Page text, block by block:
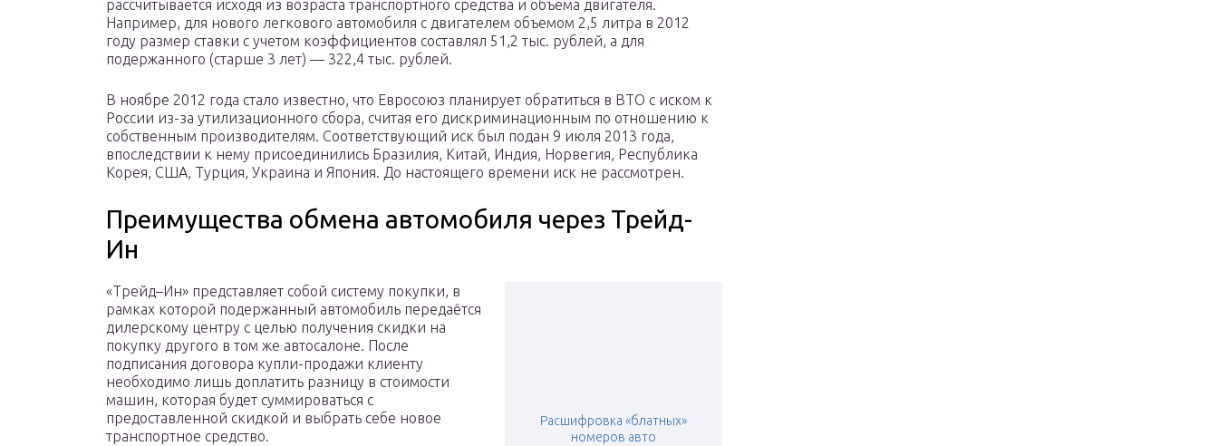
рассчитывается исходя из возраста транспортного средства и объема двигателя.
Например, для нового легкового автомобиля с двигателем объемом 2,5 литра в 2012
году размер ставки с учетом коэффициентов составлял 51,2 тыс. рублей, а для
подержанного (старше 3 лет) — 322,4 тыс. рублей.
В ноябре 2012 года стало известно, что Евросоюз планирует обратиться в ВТО с иском к
России из-за утилизационного сбора, считая его дискриминационным по отношению к
собственным производителям. Соответствующий иск был подан 9 июля 2013 года,
впоследствии к нему присоединились Бразилия, Китай, Индия, Норвегия, Республика
Корея, США, Турция, Украина и Япония. До настоящего времени иск не рассмотрен.
Преимущества обмена автомобиля через Трейд-
Ин
Расшифровка «блатных»
номеров авто
«Трейд–Ин» представляет собой систему покупки, в
рамках которой подержанный автомобиль передаётся
дилерскому центру с целью получения скидки на
покупку другого в том же автосалоне. После
подписания договора купли-продажи клиенту
необходимо лишь доплатить разницу в стоимости
машин, которая будет суммироваться с
предоставленной скидкой и выбрать себе новое
транспортное средство.